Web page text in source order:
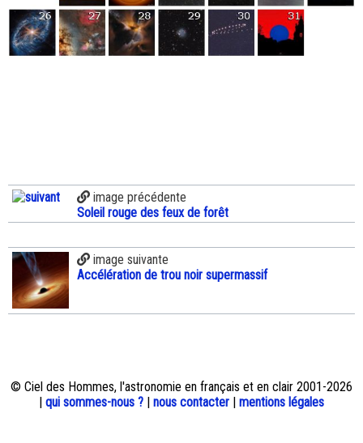
image précédente
Soleil rouge des feux de forêt
image suivante
Accélération de trou noir supermassif
© Ciel des Hommes, l'astronomie en français et en clair 2001-2026
| qui sommes-nous ? | nous contacter | mentions légales